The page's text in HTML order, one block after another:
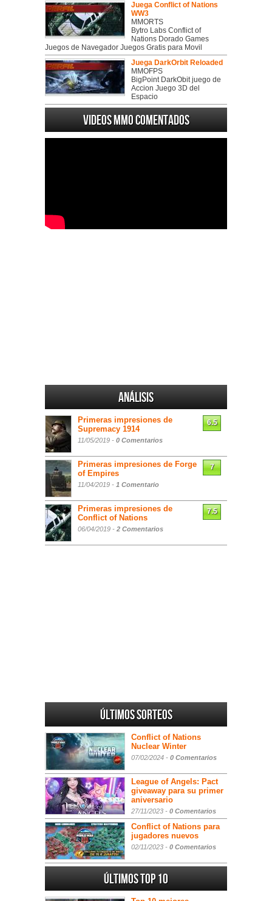
Juega Conflict of Nations
WW3
MMORTS
Bytro Labs Conflict of
Nations Dorado Games
Juegos de Navegador Juegos Gratis para Movil
Juega DarkOrbit Reloaded
MMOFPS
BigPoint DarkObit juego de
Accion Juego 3D del
Espacio
Videos MMO Comentados
Análisis
Primeras impresiones de
Supremacy 1914
11/05/2019 - 0 Comentarios
6.5
Primeras impresiones de Forge
of Empires
11/04/2019 - 1 Comentario
7
Primeras impresiones de
Conflict of Nations
06/04/2019 - 2 Comentarios
7.5
Últimos sorteos
Conflict of Nations
Nuclear Winter
07/02/2024 - 0 Comentarios
League of Angels: Pact
giveaway para su primer
aniversario
27/11/2023 - 0 Comentarios
Conflict of Nations para
jugadores nuevos
02/11/2023 - 0 Comentarios
Últimos Top 10